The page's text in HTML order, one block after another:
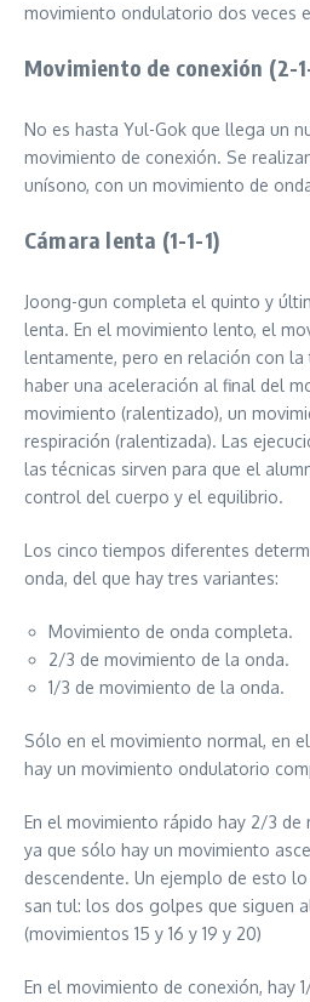
movimiento ondulatorio dos veces
Movimiento de conexión (2-
No es hasta Yul-Gok que llega un
movimiento de conexión. Se
unísono, con un movimiento de
Cámara lenta (1-1-1)
Joong-gun completa el quinto y
lenta. En el movimiento lento, el
lentamente, pero en relación con la
haber una aceleración al final del
movimiento (ralentizado), un
respiración (ralentizada). Las
las técnicas sirven para que el
control del cuerpo y el equilibrio.
Los cinco tiempos diferentes
onda, del que hay tres variantes:
Movimiento de onda completa.
2/3 de movimiento de la onda.
1/3 de movimiento de la onda.
Sólo en el movimiento normal, en
hay un movimiento ondulatorio
En el movimiento rápido hay 2/3
ya que sólo hay un movimiento
descendente. Un ejemplo de esto
san tul: los dos golpes que siguen
(movimientos 15 y 16 y 19 y 20)
En el movimiento de conexión, hay